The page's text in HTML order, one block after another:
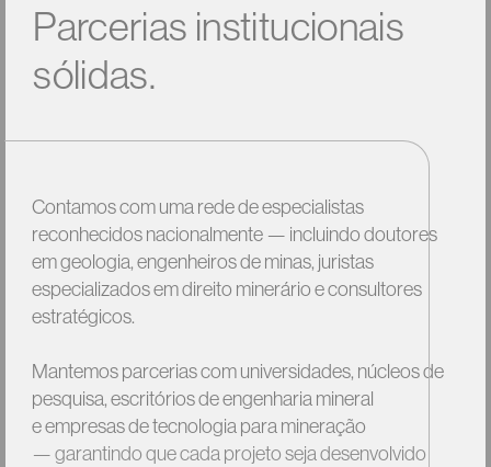
Parcerias institucionais
sólidas.
Contamoscomuma rededeespecialistas
reconhecidosnacionalmente — incluindo doutores
emgeologia, engenheirosdeminas, juristas
especializadosemdireito minerário econsultores
estratégicos.
Mantemosparceriascomuniversidades, núcleosde
pesquisa, escritóriosdeengenharia mineral
eempresasdetecnologia para mineração
—garantindo quecada projeto seja desenvolvido